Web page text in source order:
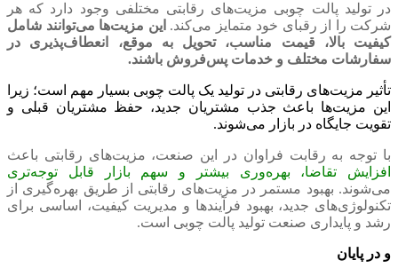
در تولید پالت چوبی مزیت‌های رقابتی مختلفی وجود دارد که هر
شرکت‌ را از رقبای خود متمایز می‌کند. این مزیت‌ها می‌توانند شامل
کیفیت بالا، قیمت مناسب، تحویل به موقع، انعطاف‌پذیری در
سفارشات مختلف و خدمات پس‌فروش باشند.
تأثیر مزیت‌های رقابتی در تولید یک پالت چوبی بسیار مهم است؛ زیرا
این مزیت‌ها باعث جذب مشتریان جدید، حفظ مشتریان قبلی و
تقویت جایگاه در بازار می‌شوند.
با توجه به رقابت فراوان در این صنعت، مزیت‌های رقابتی باعث
افزایش تقاضا، بهره‌وری بیشتر و سهم بازار قابل توجه‌تری
می‌شوند. بهبود مستمر در مزیت‌های رقابتی از طریق بهره‌گیری از
تکنولوژی‌های جدید، بهبود فرآیندها و مدیریت کیفیت، اساسی برای
رشد و پایداری صنعت تولید پالت چوبی است.
و در پایان